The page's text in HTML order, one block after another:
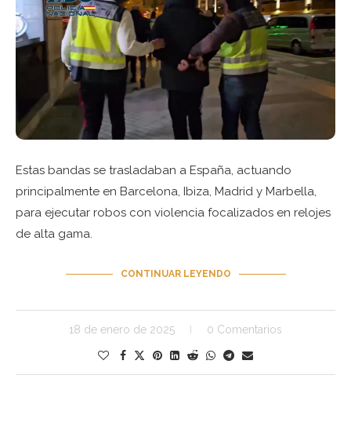
Estas bandas se trasladaban a España, actuando
principalmente en Barcelona, Ibiza, Madrid y Marbella,
para ejecutar robos con violencia focalizados en relojes
de alta gama.
CONTINUAR LEYENDO
18 de enero de 2025 0 Comentarios